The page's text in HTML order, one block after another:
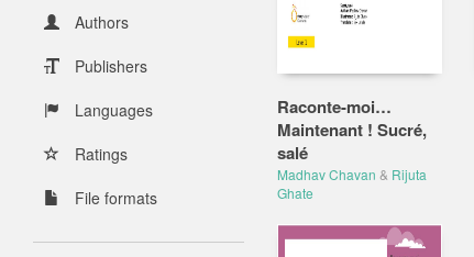
Authors
Publishers
Languages
Ratings
File formats
Raconte-moi…
Maintenant ! Sucré,
salé
Madhav Chavan & Rijuta
Ghate